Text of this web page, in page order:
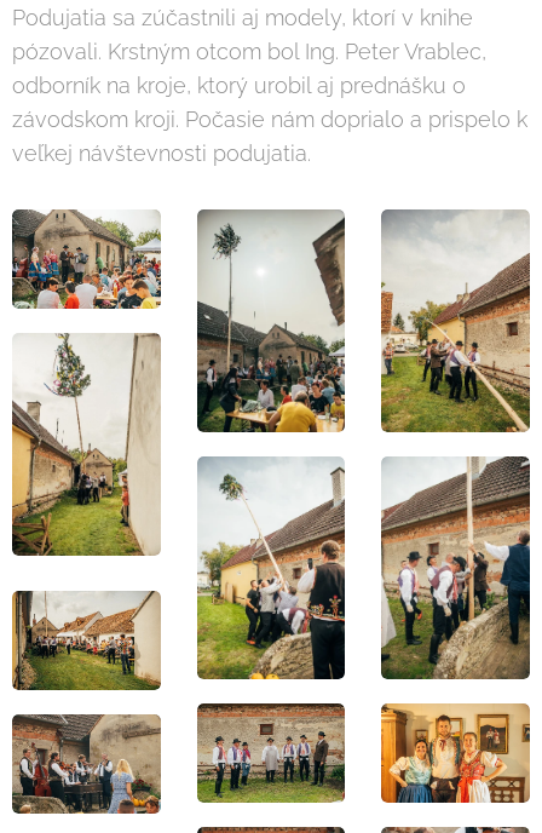
Podujatia sa zúčastnili aj modely, ktorí v knihe
pózovali. Krstným otcom bol Ing. Peter Vrablec,
odborník na kroje, ktorý urobil aj prednášku o
závodskom kroji. Počasie nám doprialo a prispelo k
veľkej návštevnosti podujatia.